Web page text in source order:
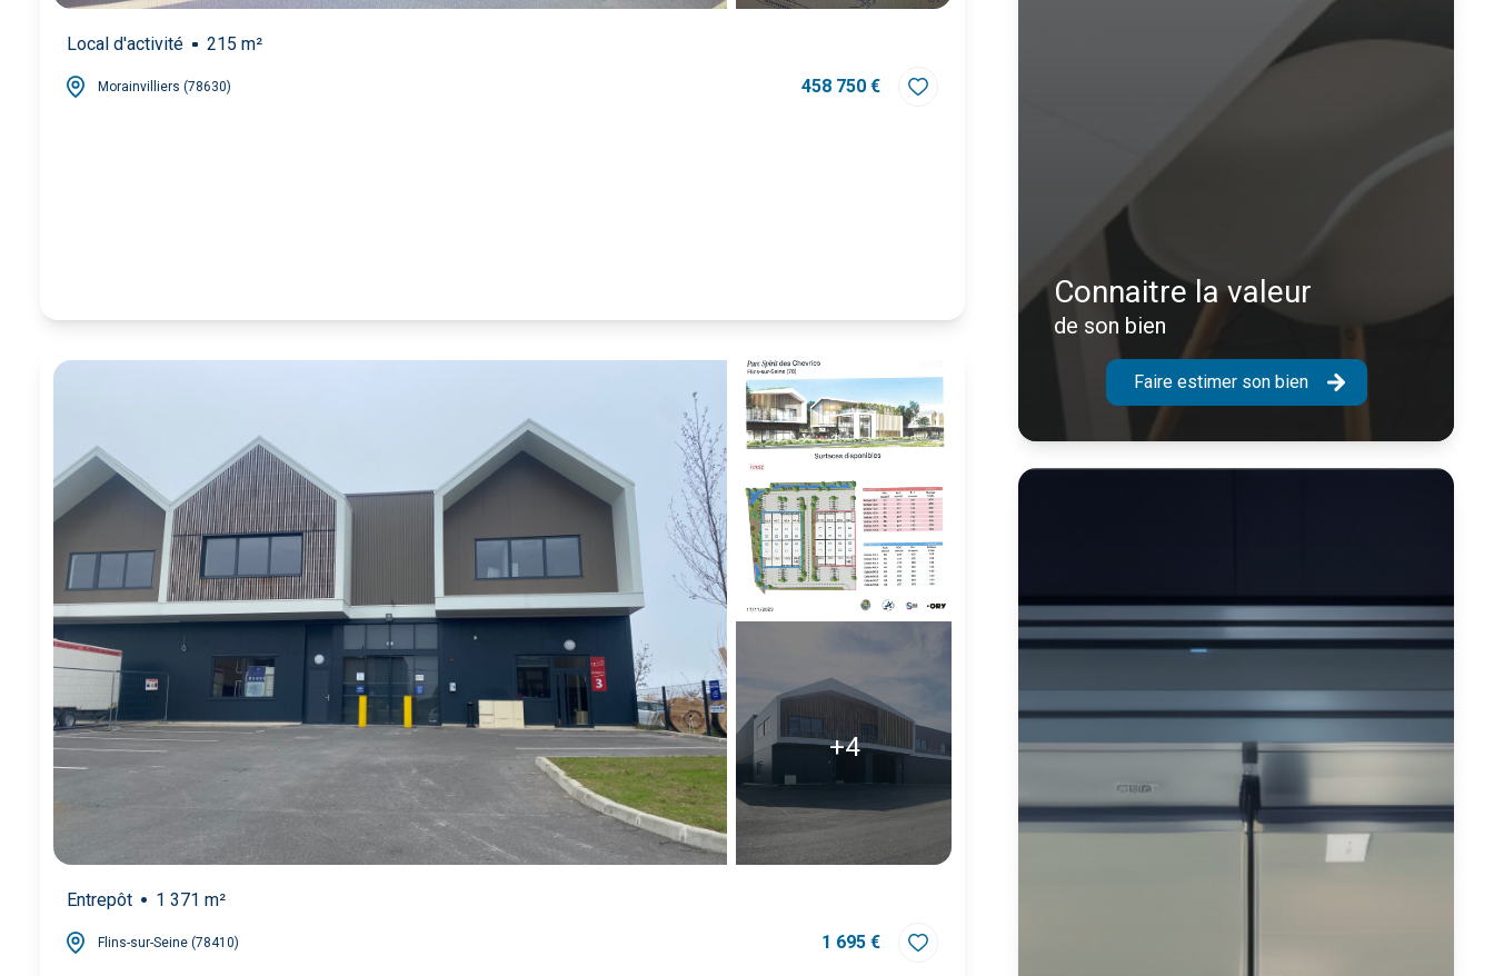
Local d'activité 215 m²
Morainvilliers (78630) 458 750 €
+4
Entrepôt 1 371 m²
Flins-sur-Seine (78410) 1 695 €
Connaitre la valeur
de son bien
Faire estimer son bien